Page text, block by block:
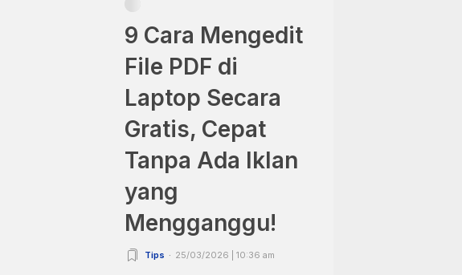
9 Cara Mengedit
File PDF di
Laptop Secara
Gratis, Cepat
Tanpa Ada Iklan
yang
Mengganggu!
Tips 25/03/2026 | 10:36 am